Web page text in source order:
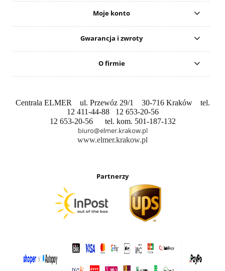
Moje konto
Gwarancja i zwroty
O firmie
Centrala ELMER ul. Przewóz 29/1 30-716 Kraków tel.
12 411-44-88 12 653-20-56
12 653-20-56 tel. kom. 501-187-132
biuro@elmer.krakow.pl
www.elmer.krakow.pl
Partnerzy